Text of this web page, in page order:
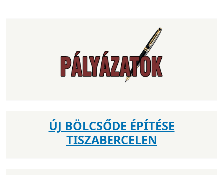
ÚJ BÖLCSŐDE ÉPÍTÉSE
TISZABERCELEN